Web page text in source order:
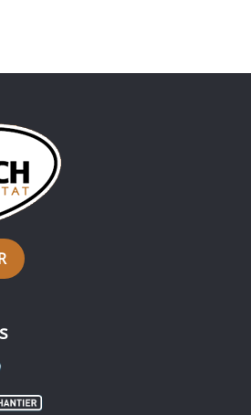
a été remplacé […]